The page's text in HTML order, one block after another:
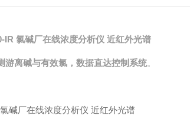
IR 氯碱厂在线浓度分析仪 近红外光谱
游离碱与有效氯，数据直达控制系统。